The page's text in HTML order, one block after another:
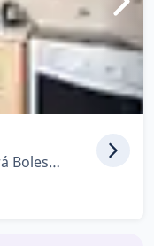
Sídliště, Brandýs nad Labem-Stará Boleslav - Stará Boleslav